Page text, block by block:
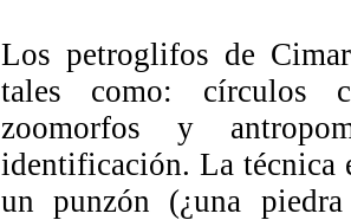
Los petroglifos de
tales como: círculos
zoomorfos y
identificación. La técnica
un punzón (¿una